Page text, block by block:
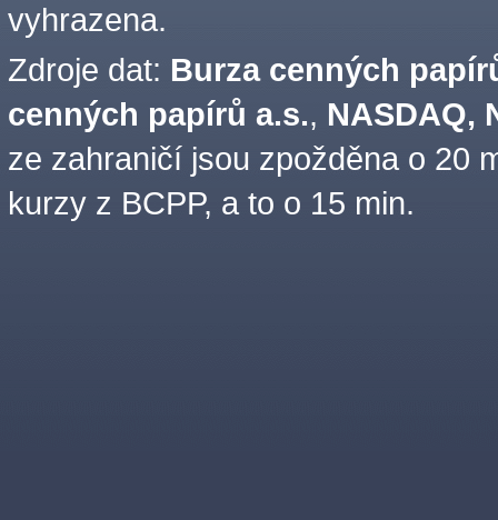
vyhrazena.
Zdroje dat: Burza cenných
cenných papírů a.s., NASDAQ,
ze zahraničí jsou zpožděna o 20
kurzy z BCPP, a to o 15 min.